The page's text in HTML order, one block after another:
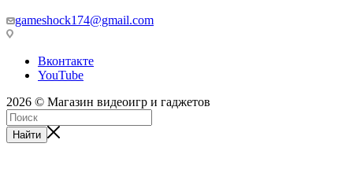
gameshock174@gmail.com
Вконтакте
YouTube
2026 © Магазин видеоигр и гаджетов
Найти